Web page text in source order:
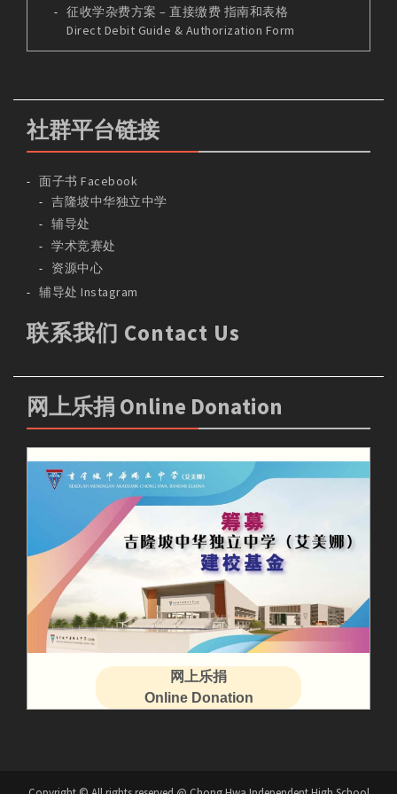
征收学杂费方案 – 直接缴费 指南和表格
Direct Debit Guide & Authorization Form
社群平台链接
面子书 Facebook
吉隆坡中华独立中学
辅导处
学术竞赛处
资源中心
辅导处 Instagram
联系我们 Contact Us
网上乐捐 Online Donation
网上乐捐
Online Donation